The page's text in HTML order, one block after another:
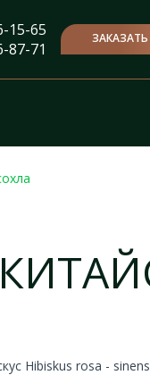
15-65
87-71
Hibiskus rosa -